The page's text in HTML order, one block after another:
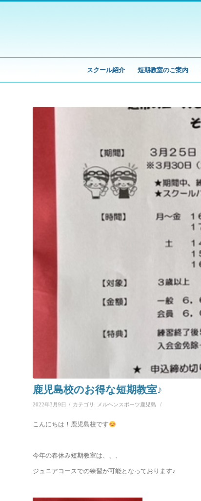
スクール紹介 短期教室のご案内
鹿児島校のお得な短期教室♪
2022年3月9日 / カテゴリ: メルヘンスポーツ鹿児島 /
こんにちは！鹿児島校です
今年の春休み短期教室は、、、
ジュニアコースでの練習が可能となっております♪